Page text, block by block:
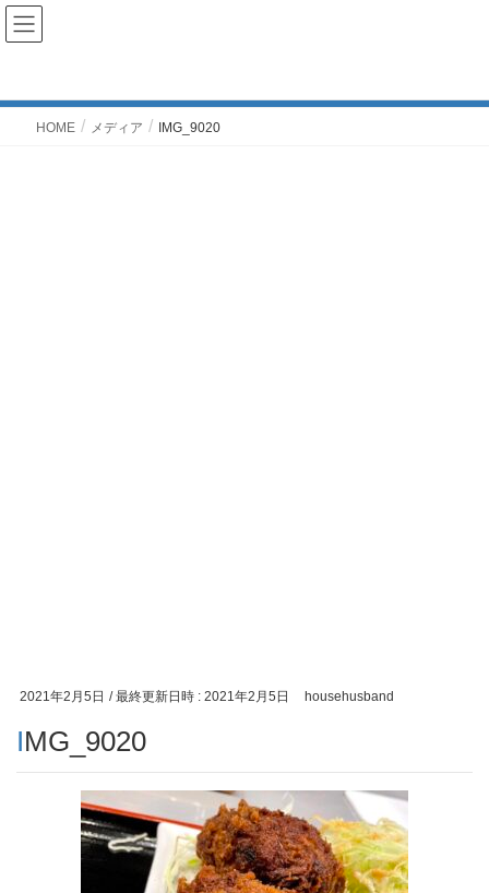
HOME メディア IMG_9020
2021年2月5日 / 最終更新日時 : 2021年2月5日 househusband
IMG_9020